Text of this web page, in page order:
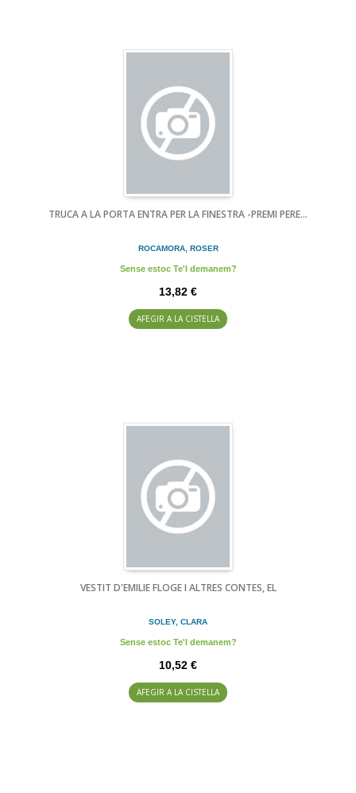
TRUCA A LA PORTA ENTRA PER LA FINESTRA -PREMI PERE...
ROCAMORA, ROSER
Sense estoc Te'l demanem?
13,82 €
AFEGIR A LA CISTELLA
VESTIT D'EMILIE FLOGE I ALTRES CONTES, EL
SOLEY, CLARA
Sense estoc Te'l demanem?
10,52 €
AFEGIR A LA CISTELLA